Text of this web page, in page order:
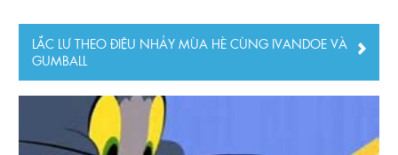
LẮC LƯ THEO ĐIỆU NHẢY MÙA HÈ CÙNG IVANDOE VÀ
GUMBALL